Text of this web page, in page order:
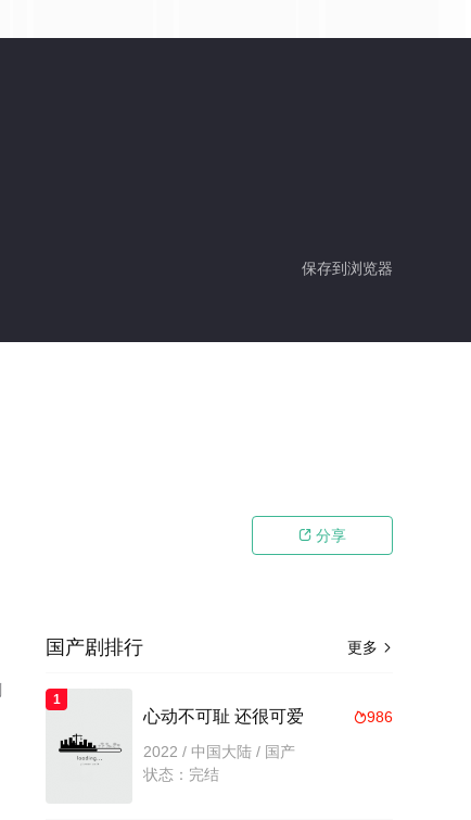
保存到浏览器
 分享
更多 
国产剧排行
1
986
心动不可耻 还很可爱
2022 / 中国大陆 / 国产
状态：完结